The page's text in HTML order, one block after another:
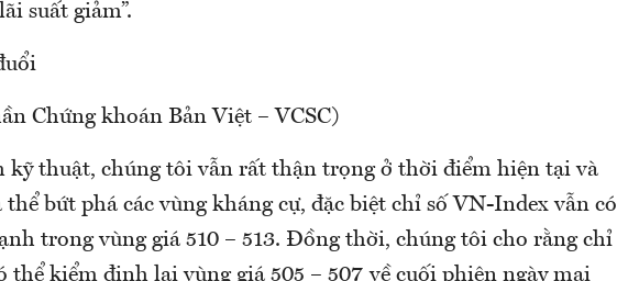
suất giảm”.
Chứng khoán Bản Việt – VCSC)
kỹ thuật, chúng tôi vẫn rất thận trọng ở thời điểm hiện tại và
thể bứt phá các vùng kháng cự, đặc biệt chỉ số VN-Index vẫn có
trong vùng giá 510 – 513. Đồng thời, chúng tôi cho rằng chỉ
thể kiểm định lại vùng giá 505 – 507 về cuối phiên ngày mai